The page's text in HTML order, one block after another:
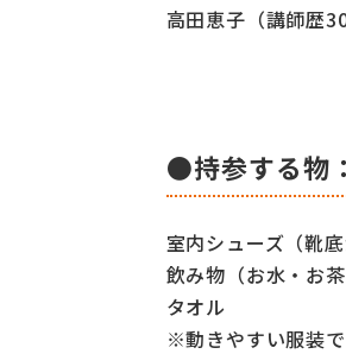
高田恵子（講師歴30
●持参する物：
室内シューズ（靴底
飲み物（お水・お茶
タオル
※動きやすい服装で